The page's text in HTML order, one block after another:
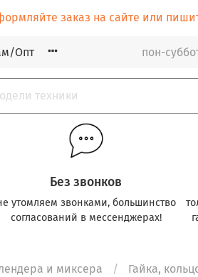
заказ на сайте или
Опт пон-
Без звонков
утомляем звонками, большинство
согласований в мессенджерах!
и миксера Гайка,